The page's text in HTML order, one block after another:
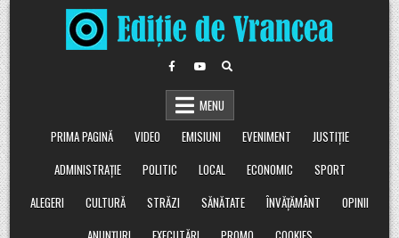
Skip
to
content
MENU
PRIMA PAGINĂ
VIDEO EMISIUNI EVENIMENT
JUSTIȚIE
ADMINISTRAȚIE
POLITIC LOCAL ECONOMIC
SPORT
ALEGERI
CULTURĂ STRĂZI SĂNĂTATE ÎNVĂȚĂMÂNT
OPINII